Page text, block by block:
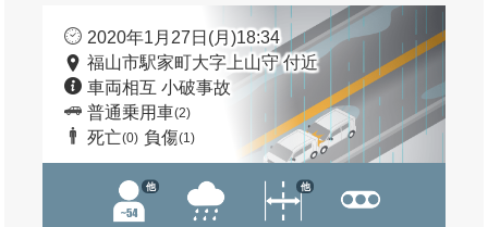
2020年1月27日(月)18:34
福山市駅家町大字上山守 付近
車両相互 小破事故
普通乗用車(2)
死亡(0) 負傷(1)
他 他